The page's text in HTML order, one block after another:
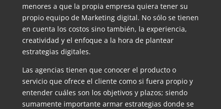
menores a que la propia empresa quiera tener su
propio equipo de Marketing digital. No sólo se tienen
en cuenta los costos sino también, la experiencia,
creatividad y el enfoque a la hora de plantear
estrategias digitales.
Las agencias tienen que conocer el producto o
servicio que ofrece el cliente como si fuera propio y
entender cuáles son los objetivos y plazos; siendo
sumamente importante armar estrategias donde se